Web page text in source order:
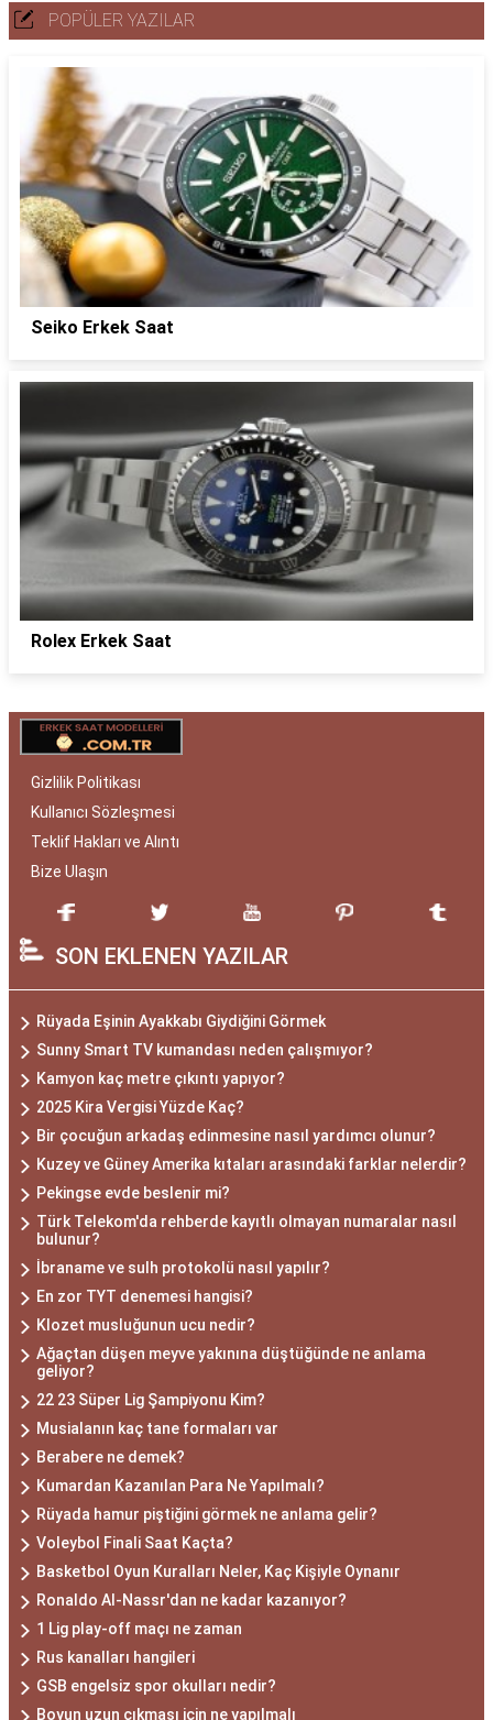
POPÜLER YAZILAR
Seiko Erkek Saat
Rolex Erkek Saat
Gizlilik Politikası
Kullanıcı Sözleşmesi
Teklif Hakları ve Alıntı
Bize Ulaşın
SON EKLENEN YAZILAR
Rüyada Eşinin Ayakkabı Giydiğini Görmek
Sunny Smart TV kumandası neden çalışmıyor?
Kamyon kaç metre çıkıntı yapıyor?
2025 Kira Vergisi Yüzde Kaç?
Bir çocuğun arkadaş edinmesine nasıl yardımcı olunur?
Kuzey ve Güney Amerika kıtaları arasındaki farklar nelerdir?
Pekingse evde beslenir mi?
Türk Telekom'da rehberde kayıtlı olmayan numaralar nasıl
bulunur?
İbraname ve sulh protokolü nasıl yapılır?
En zor TYT denemesi hangisi?
Klozet musluğunun ucu nedir?
Ağaçtan düşen meyve yakınına düştüğünde ne anlama
geliyor?
22 23 Süper Lig Şampiyonu Kim?
Musialanın kaç tane formaları var
Berabere ne demek?
Kumardan Kazanılan Para Ne Yapılmalı?
Rüyada hamur piştiğini görmek ne anlama gelir?
Voleybol Finali Saat Kaçta?
Basketbol Oyun Kuralları Neler, Kaç Kişiyle Oynanır
Ronaldo Al-Nassr'dan ne kadar kazanıyor?
1 Lig play-off maçı ne zaman
Rus kanalları hangileri
GSB engelsiz spor okulları nedir?
Boyun uzun çıkması için ne yapılmalı